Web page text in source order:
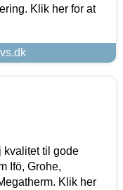
Klik her for at
til gode
Ifö, Grohe,
Klik her